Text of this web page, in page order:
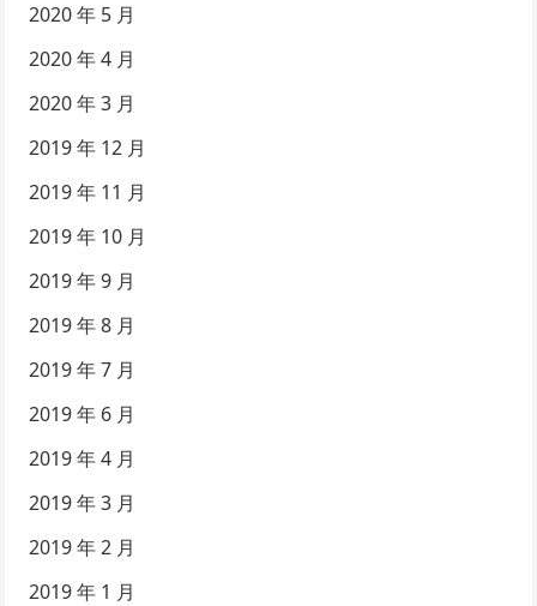
2020 年 5 月
2020 年 4 月
2020 年 3 月
2019 年 12 月
2019 年 11 月
2019 年 10 月
2019 年 9 月
2019 年 8 月
2019 年 7 月
2019 年 6 月
2019 年 4 月
2019 年 3 月
2019 年 2 月
2019 年 1 月